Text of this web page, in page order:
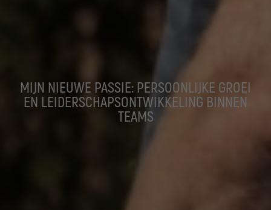
MIJN NIEUWE PASSIE: PERSOONLIJKE GROEI
EN LEIDERSCHAPSONTWIKKELING BINNEN
TEAMS